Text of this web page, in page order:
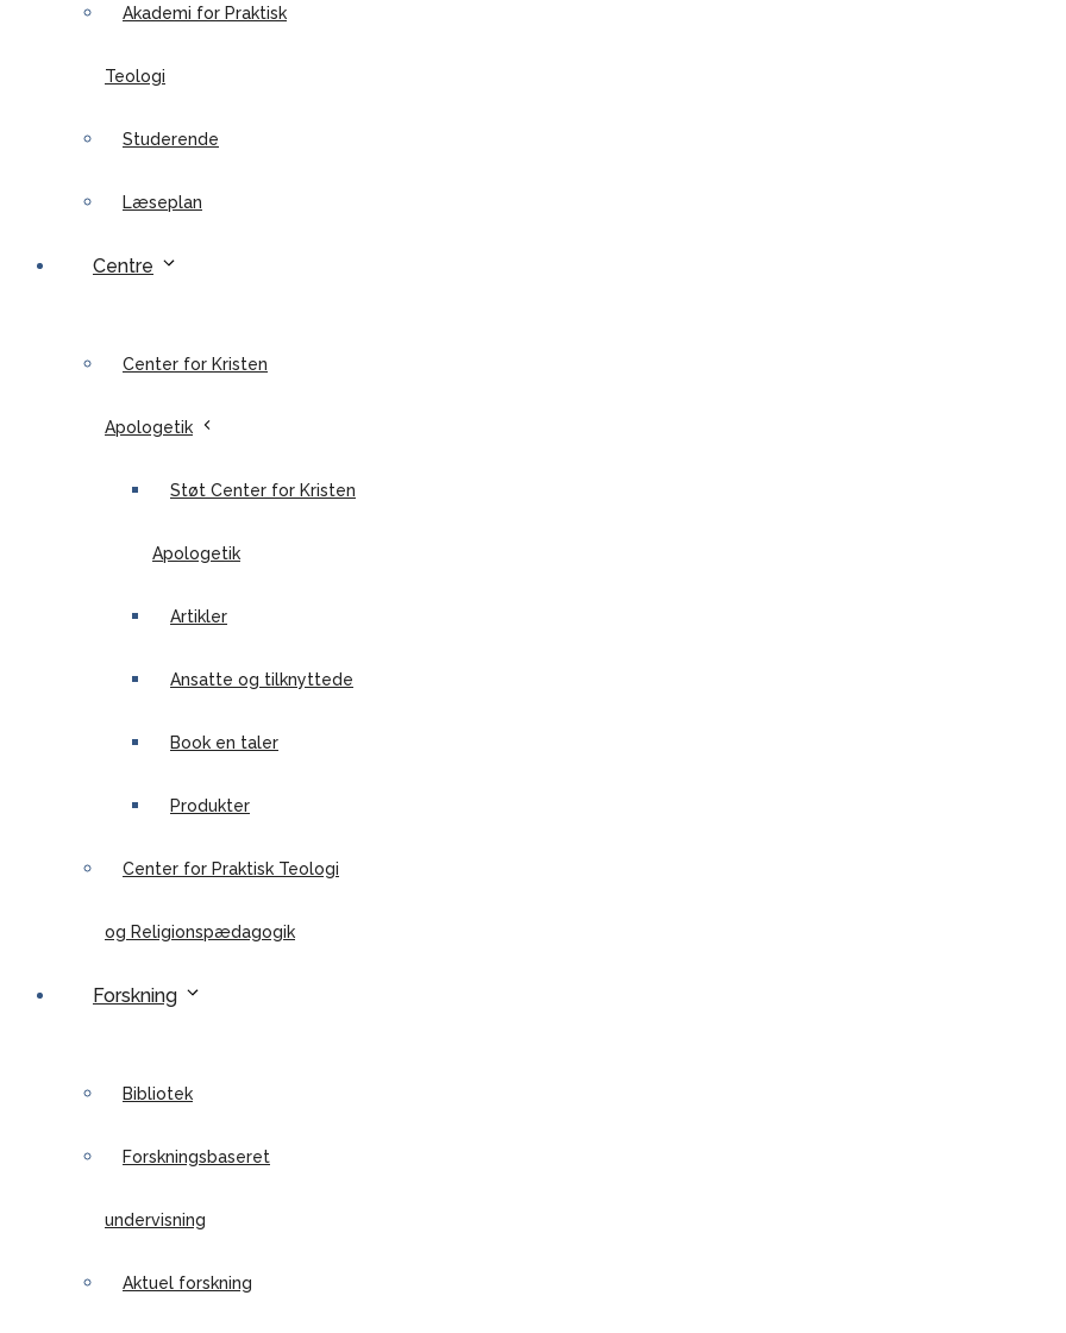
Akademi for Praktisk
Teologi
Studerende
Læseplan
Centre
Center for Kristen
Apologetik
Støt Center for Kristen
Apologetik
Artikler
Ansatte og tilknyttede
Book en taler
Produkter
Center for Praktisk Teologi
og Religionspædagogik
Forskning
Bibliotek
Forskningsbaseret
undervisning
Aktuel forskning